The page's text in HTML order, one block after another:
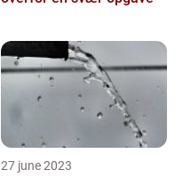
27 june 2023